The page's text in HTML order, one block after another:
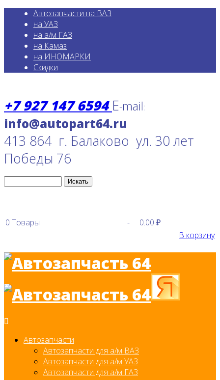
Автозапчасти на ВАЗ
на УАЗ
на а/м ГАЗ
на Камаз
на ИНОМАРКИ
Скидки
+7 927 147 6594 E-mail:
413 864 г. Балаково ул. 30 лет
Победы 76
0 Товары -
0.00 ₽
В корзину
Автозапчасти
Автозапчасти для а/м ВАЗ
Автозапчасти для а/м УАЗ
Автозапчасти для а/м ГАЗ